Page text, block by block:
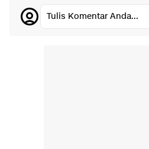
Tulis Komentar Anda...